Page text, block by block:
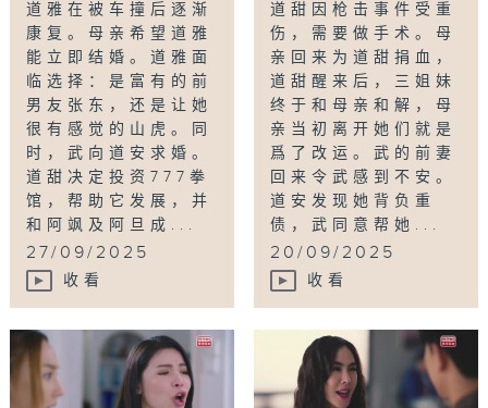
道雅在被车撞后逐渐
康复。母亲希望道雅
能立即结婚。道雅面
临选择：是富有的前
男友张东，还是让她
很有感觉的山虎。同
时，武向道安求婚。
道甜决定投资777拳
馆，帮助它发展，并
和阿飒及阿旦成...
27/09/2025
收看
道甜因枪击事件受重
伤，需要做手术。母
亲回来为道甜捐血，
道甜醒来后，三姐妹
终于和母亲和解，母
亲当初离开她们就是
爲了改运。武的前妻
回来令武感到不安。
道安发现她背负重
债，武同意帮她...
20/09/2025
收看